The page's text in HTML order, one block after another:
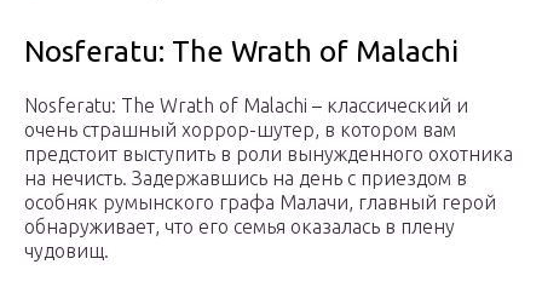
Nosferatu: The Wrath of Malachi
Nosferatu: The Wrath of Malachi – классический и
очень страшный хоррор-шутер, в котором вам
предстоит выступить в роли вынужденного охотника
на нечисть. Задержавшись на день с приездом в
особняк румынского графа Малачи, главный герой
обнаруживает, что его семья оказалась в плену
чудовищ.